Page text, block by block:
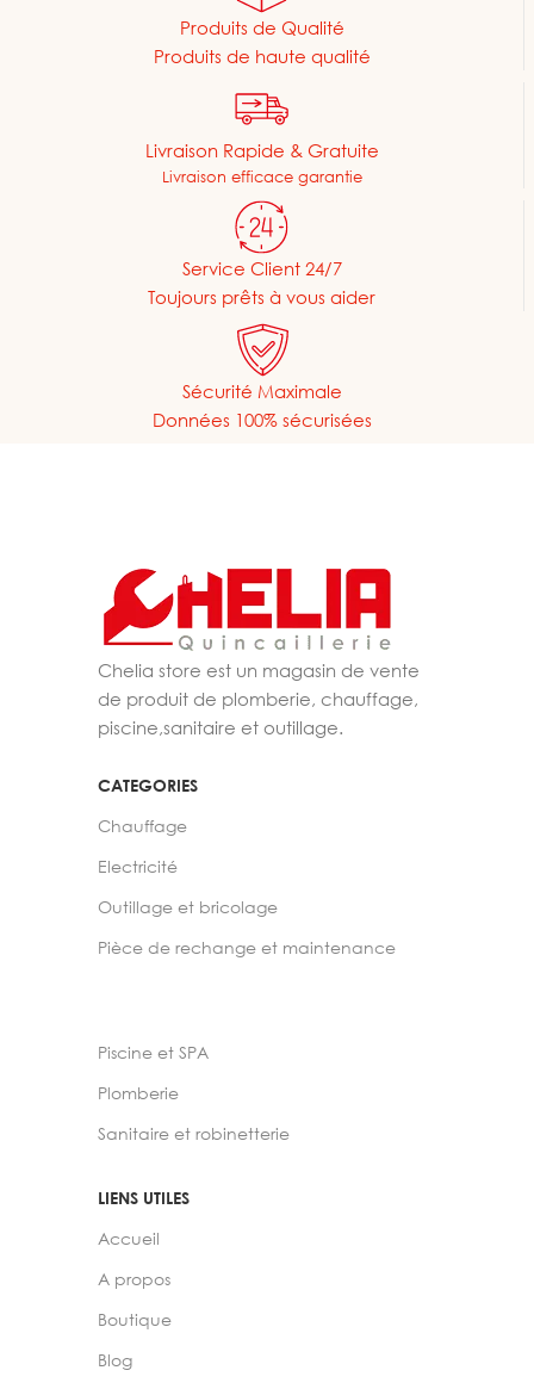
Produits de Qualité
Produits de haute qualité
Livraison Rapide & Gratuite
Livraison efficace garantie
Service Client 24/7
Toujours prêts à vous aider
Sécurité Maximale
Données 100% sécurisées
Chelia store est un magasin de vente
de produit de plomberie, chauffage,
piscine,sanitaire et outillage.
CATEGORIES
Chauffage
Electricité
Outillage et bricolage
Pièce de rechange et maintenance
Piscine et SPA
Plomberie
Sanitaire et robinetterie
LIENS UTILES
Accueil
A propos
Boutique
Blog